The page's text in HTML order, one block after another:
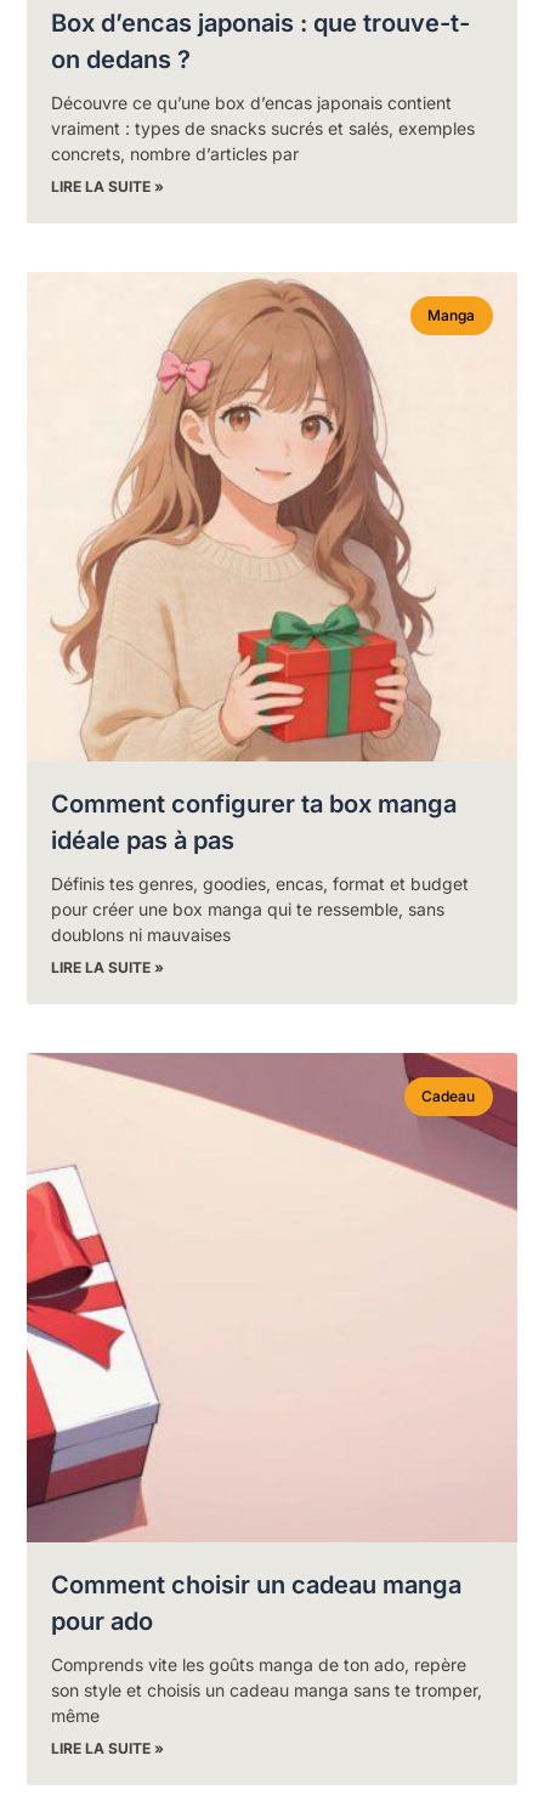
Box d’encas japonais : que trouve-t-
on dedans ?
Découvre ce qu’une box d’encas japonais contient
vraiment : types de snacks sucrés et salés, exemples
concrets, nombre d’articles par
LIRE LA SUITE »
Manga
Comment configurer ta box manga
idéale pas à pas
Définis tes genres, goodies, encas, format et budget
pour créer une box manga qui te ressemble, sans
doublons ni mauvaises
LIRE LA SUITE »
Cadeau
Comment choisir un cadeau manga
pour ado
Comprends vite les goûts manga de ton ado, repère
son style et choisis un cadeau manga sans te tromper,
même
LIRE LA SUITE »